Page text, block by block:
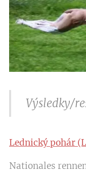
Výsledky/
Lednický pohár
Nationales